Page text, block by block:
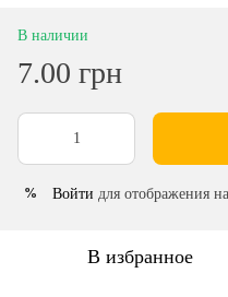
В наличии
7.00 грн
% Войти для отображения
В избранное